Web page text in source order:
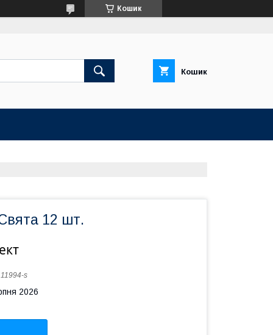
Кошик
Кошик
12 шт.
11994-s
2026